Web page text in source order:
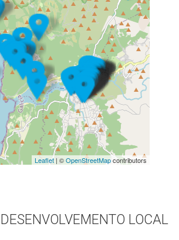
Leaflet| ©OpenStreetMapcontributors
LOCAL